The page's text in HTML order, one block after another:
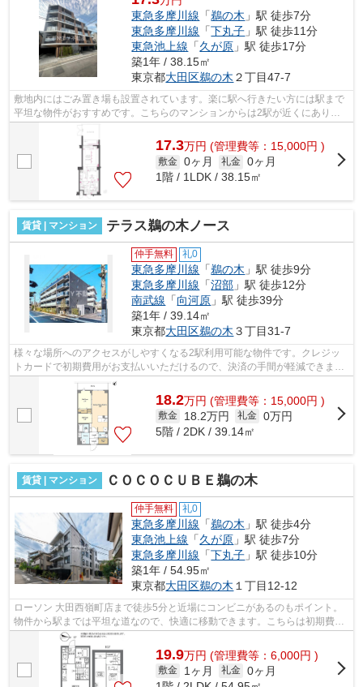
東急多摩川線 「鵜の木 」駅 徒歩7分
東急多摩川線 「下丸子 」駅 徒歩11分
東急池上線 「久が原 」駅 徒歩17分
築1年 / 38.15㎡
東京都大田区鵜の木 ２丁目47-7
敷地内にはごみ置き場も設置されています。楽に駅へ行きたい方には駅まで
平坦な物件がおすすめです。こちらのマンションからは2駅が近くにあり、
移動範囲も広がります。こちらの物件は...
17.3万円 (管理費等：15,000円 )
敷金 0ヶ月 礼金 0ヶ月
1階 / 1LDK / 38.15㎡
賃貸 | マンション テラス鵜の木ノース
仲手無料 礼0
東急多摩川線 「鵜の木 」駅 徒歩9分
東急多摩川線 「沼部 」駅 徒歩12分
南武線 「向河原 」駅 徒歩39分
築1年 / 39.14㎡
東京都大田区鵜の木 ３丁目31-7
様々な場所へのアクセスがしやすくなる2駅利用可能な物件です。クレジッ
トカードで初期費用がお支払いいただけるので、決済の手間が軽減できま
す。敷地内にゴミ置き場を備えているので...
18.2万円 (管理費等：15,000円 )
敷金 18.2万円 礼金 0万円
5階 / 2DK / 39.14㎡
賃貸 | マンション ＣＯＣＯＣＵＢＥ鵜の木
仲手無料 礼0
東急多摩川線 「鵜の木 」駅 徒歩4分
東急池上線 「久が原 」駅 徒歩7分
東急多摩川線 「下丸子 」駅 徒歩10分
築1年 / 54.95㎡
東京都大田区鵜の木 １丁目12-12
ローソン 大田西嶺町店まで徒歩5分と近場にコンビニがあるのもポイント。
物件から駅までは平坦な道なので、快適に移動できます。こちらは初期費用
をカードでお支払いいただける物件な...
19.9万円 (管理費等：6,000円 )
敷金 1ヶ月 礼金 0ヶ月